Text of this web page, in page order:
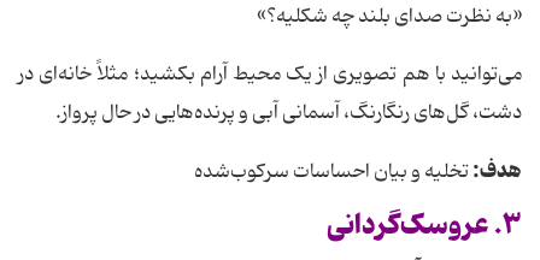
«به نظرت صدای بلند چه شکلیه؟»
می‌توانید با هم تصویری از یک محیط آرام بکشید؛ مثلاً خانه‌ای در
دشت، گل‌های رنگارنگ، آسمانی آبی و پرنده‌هایی در حال پرواز.
هدف:تخلیه و بیان احساسات سرکوب‌شده
۳. عروسک‌گردانی